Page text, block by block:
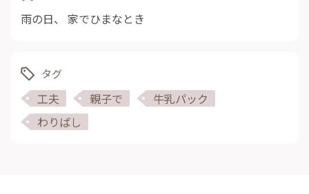
雨の日、 家でひまなとき
タグ
工夫 親子で
牛乳パック
わりばし